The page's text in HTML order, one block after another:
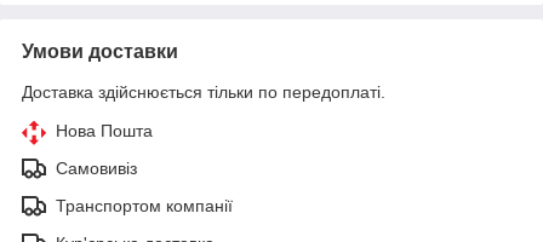
Умови доставки
Доставка здійснюється тільки по передоплаті.
Нова Пошта
Самовивіз
Транспортом компанії